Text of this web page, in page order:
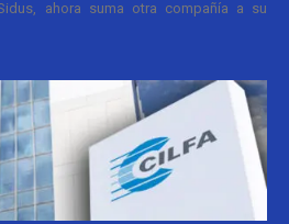
ahora suma otra compañía a su